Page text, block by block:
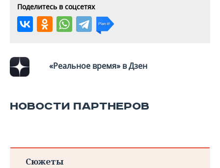
Поделитесь в соцсетях
«Реальное время» в Дзен
НОВОСТИ ПАРТНЕРОВ
Сюжеты